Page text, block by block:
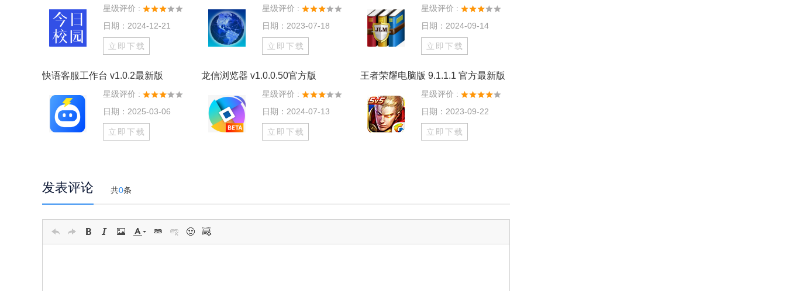
星级评价 :
日期：2024-12-21
立即下载
星级评价 :
日期：2023-07-18
立即下载
星级评价 :
日期：2024-09-14
立即下载
快语客服工作台 v1.0.2最新版
星级评价 :
日期：2025-03-06
立即下载
龙信浏览器 v1.0.0.50官方版
星级评价 :
日期：2024-07-13
立即下载
王者荣耀电脑版 9.1.1.1 官方最新版
星级评价 :
日期：2023-09-22
立即下载
发表评论 共0条